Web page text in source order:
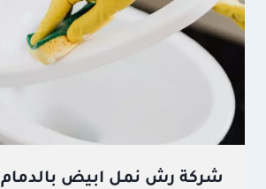
شركة رش نمل ابيض بالدمام